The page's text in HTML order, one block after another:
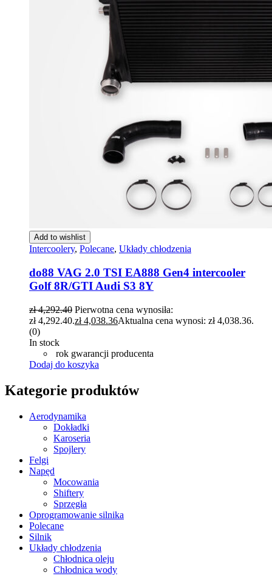
Add to wishlist
Intercoolery, Polecane, Układy chłodzenia
do88 VAG 2.0 TSI EA888 Gen4 intercooler
Golf 8R/GTI Audi S3 8Y
zł4,292.40 Pierwotna cena wynosiła:
zł 4,292.40.zł4,038.36Aktualna cena wynosi: zł 4,038.36.
(0)
In stock
rok gwarancji producenta
Dodaj do koszyka
Kategorie produktów
Aerodynamika
Dokładki
Karoseria
Spojlery
Felgi
Napęd
Mocowania
Shiftery
Sprzęgła
Oprogramowanie silnika
Polecane
Silnik
Układy chłodzenia
Chłodnica oleju
Chłodnica wody